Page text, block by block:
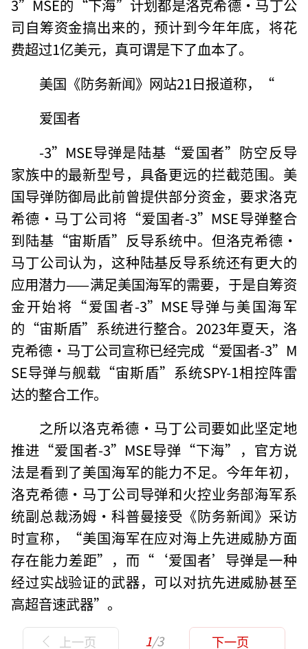
3”MSE的“下海”计划都是洛克希德·马丁公
司自筹资金搞出来的，预计到今年年底，将花
费超过1亿美元，真可谓是下了血本了。
美国《防务新闻》网站21日报道称，“
爱国者
-3”MSE导弹是陆基“爱国者”防空反导
家族中的最新型号，具备更远的拦截范围。美
国导弹防御局此前曾提供部分资金，要求洛克
希德·马丁公司将“爱国者-3”MSE导弹整合
到陆基“宙斯盾”反导系统中。但洛克希德·
马丁公司认为，这种陆基反导系统还有更大的
应用潜力——满足美国海军的需要，于是自筹资
金开始将“爱国者-3”MSE导弹与美国海军
的“宙斯盾”系统进行整合。2023年夏天，洛
克希德·马丁公司宣称已经完成“爱国者-3”M
SE导弹与舰载“宙斯盾”系统SPY-1相控阵雷
达的整合工作。
之所以洛克希德·马丁公司要如此坚定地
推进“爱国者-3”MSE导弹“下海”，官方说
法是看到了美国海军的能力不足。今年年初，
洛克希德·马丁公司导弹和火控业务部海军系
统副总裁汤姆·科普曼接受《防务新闻》采访
时宣称，“美国海军在应对海上先进威胁方面
存在能力差距”，而“‘爱国者’导弹是一种
经过实战验证的武器，可以对抗先进威胁甚至
高超音速武器”。
上一页 1/3 下一页